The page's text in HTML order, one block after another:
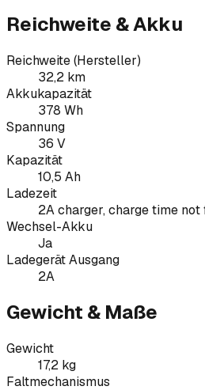
Reichweite & Akku
Reichweite (Hersteller)
32,2 km
Akkukapazität
378 Wh
Spannung
36 V
Kapazität
10,5 Ah
Ladezeit
2A charger, charge time
Wechsel-Akku
Ja
Ladegerät Ausgang
2A
Gewicht & Maße
Gewicht
17,2 kg
Faltmechanismus